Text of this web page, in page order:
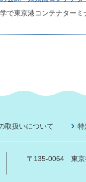
で東京港コンテナター
取扱いについて 特
〒135-0064 東京